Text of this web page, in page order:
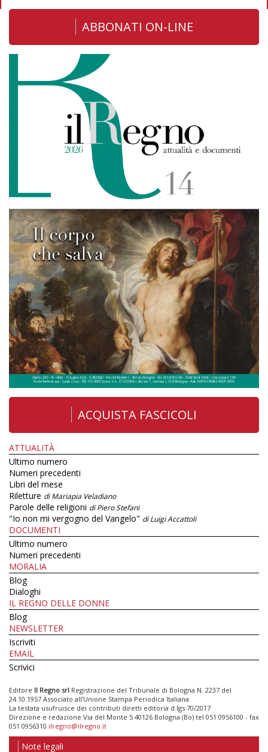
ABBONATI ON-LINE
ACQUISTA FASCICOLI
ATTUALITÀ
Ultimo numero
Numeri precedenti
Libri del mese
Riletture di Mariapia Veladiano
Parole delle religioni di Piero Stefani
"Io non mi vergogno del Vangelo" di Luigi Accattoli
DOCUMENTI
Ultimo numero
Numeri precedenti
MORALIA
Blog
Dialoghi
IL REGNO DELLE DONNE
Blog
NEWSLETTER
Iscriviti
EMAIL
Scrivici
Editore Il Regno srl Registrazione del Tribunale di Bologna N. 2237 del
24.10.1957 Associato all’Unione Stampa Periodica Italiana
La testata usufruisce dei contributi diretti editoria d.lgs 70/2017
Direzione e redazione Via del Monte 5 40126 Bologna (Bo) tel 051 0956100 - fax
051 0956310 ilregno@ilregno.it
Note legali